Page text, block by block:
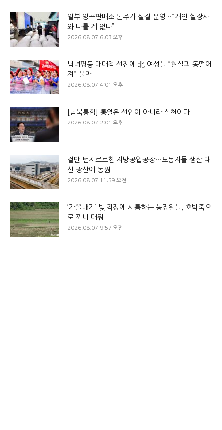
일부 양곡판매소 돈주가 실질 운영…“개인 쌀장사
와 다를 게 없다”
2026.08.07 6:03 오후
남녀평등 대대적 선전에 北 여성들 “현실과 동떨어
져” 불만
2026.08.07 4:01 오후
[남북통합] 통일은 선언이 아니라 실천이다
2026.08.07 2:01 오후
겉만 번지르르한 지방공업공장…노동자들 생산 대
신 광산에 동원
2026.08.07 11:59 오전
‘가을내기’ 빚 걱정에 시름하는 농장원들, 호박죽으
로 끼니 때워
2026.08.07 9:57 오전